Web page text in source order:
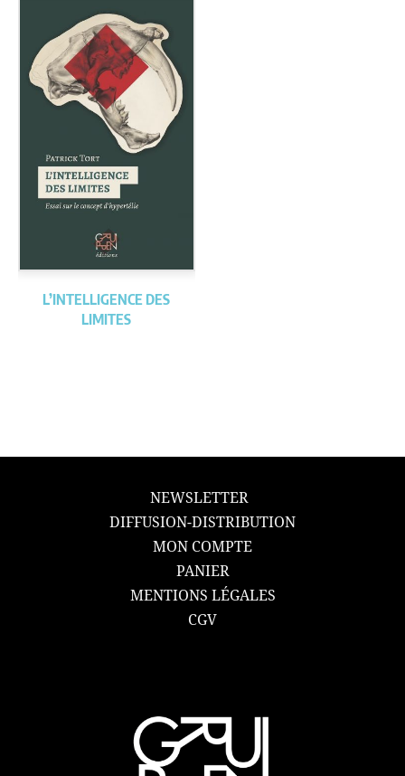
L’INTELLIGENCE DES
LIMITES
NEWSLETTER
DIFFUSION-DISTRIBUTION
MON COMPTE
PANIER
MENTIONS LÉGALES
CGV